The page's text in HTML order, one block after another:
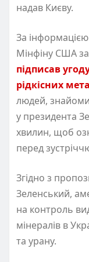
надав Києву.
За
Мінфіну США
підписав
рідкісних
людей,
у президента
хвилин, щоб
перед
Згідно з
Зеленський,
на контроль
мінералів в
та урану.